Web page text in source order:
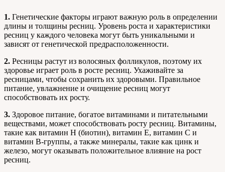
1. Генетические факторы играют важную роль в определении
длины и толщины ресниц. Уровень роста и характеристики
ресниц у каждого человека могут быть уникальными и
зависят от генетической предрасположенности.
2. Ресницы растут из волосяных фолликулов, поэтому их
здоровье играет роль в росте ресниц. Ухаживайте за
ресницами, чтобы сохранить их здоровыми. Правильное
питание, увлажнение и очищение ресниц могут
способствовать их росту.
3. Здоровое питание, богатое витаминами и питательными
веществами, может способствовать росту ресниц. Витамины,
такие как витамин H (биотин), витамин Е, витамин С и
витамин B-группы, а также минералы, такие как цинк и
железо, могут оказывать положительное влияние на рост
ресниц.